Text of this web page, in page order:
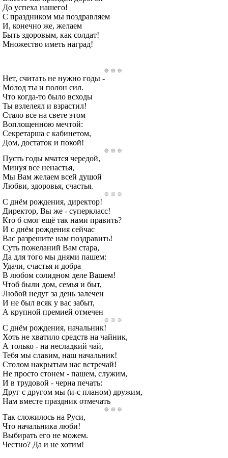
До успеха нашего!
С праздником мы поздравляем
И, конечно же, желаем
Быть здоровым, как солдат!
Множество иметь наград!
Нет, считать не нужно годы -
Молод ты и полон сил.
Что когда-то было всходы
Ты взлелеял и взрастил!
Стало все на свете этом
Воплощенною мечтой:
Секретарша с кабинетом,
Дом, достаток и покой!
Пусть годы мчатся чередой,
Минуя все ненастья,
Мы Вам желаем всей душой
Любви, здоровья, счастья.
С днём рождения, директор!
Директор, Вы же - суперкласс!
Кто б смог ещё так нами править?
И с днём рождения сейчас
Вас разрешите нам поздравить!
Суть пожеланий Вам стара,
Да для того мы днями пашем:
Удачи, счастья и добра
В любом солидном деле Вашем!
Чтоб были дом, семья и быт,
Любой недуг за день залечен
И не был всяк у вас забыт,
А крупной премией отмечен
С днём рождения, начальник!
Хоть не хватило средств на чайник,
А только - на несладкий чай,
Тебя мы славим, наш начальник!
Столом накрытым нас встречай!
Не просто стонем - пашем, служим,
И в трудовой - черна печать:
Друг с другом мы (и-с планом) дружим,
Нам вместе праздник отмечать
Так сложилось на Руси,
Что начальника люби!
Выбирать его не можем.
Честно? Да и не хотим!